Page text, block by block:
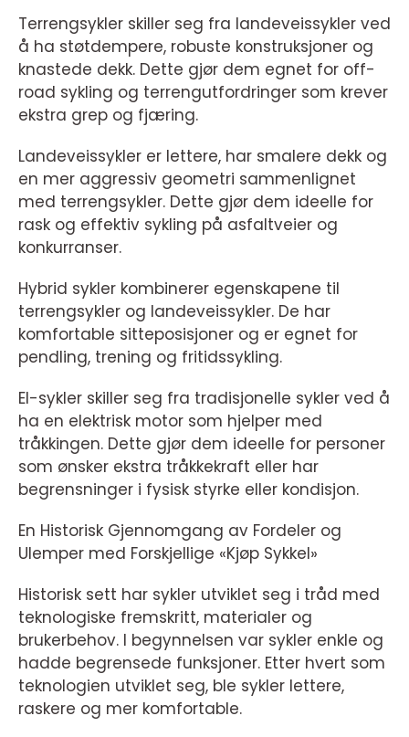
Terrengsykler skiller seg fra landeveissykler ved
å ha støtdempere, robuste konstruksjoner og
knastede dekk. Dette gjør dem egnet for off-
road sykling og terrengutfordringer som krever
ekstra grep og fjæring.
Landeveissykler er lettere, har smalere dekk og
en mer aggressiv geometri sammenlignet
med terrengsykler. Dette gjør dem ideelle for
rask og effektiv sykling på asfaltveier og
konkurranser.
Hybrid sykler kombinerer egenskapene til
terrengsykler og landeveissykler. De har
komfortable sitteposisjoner og er egnet for
pendling, trening og fritidssykling.
El-sykler skiller seg fra tradisjonelle sykler ved å
ha en elektrisk motor som hjelper med
tråkkingen. Dette gjør dem ideelle for personer
som ønsker ekstra tråkkekraft eller har
begrensninger i fysisk styrke eller kondisjon.
En Historisk Gjennomgang av Fordeler og
Ulemper med Forskjellige «Kjøp Sykkel»
Historisk sett har sykler utviklet seg i tråd med
teknologiske fremskritt, materialer og
brukerbehov. I begynnelsen var sykler enkle og
hadde begrensede funksjoner. Etter hvert som
teknologien utviklet seg, ble sykler lettere,
raskere og mer komfortable.